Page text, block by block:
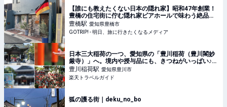
【誰にも教えたくない日本の隠れ家】昭和47年創業！
豊橋の住宅街に佇む隠れ家ビアホールで味わう絶品ビ
ールとは？ / 愛知県豊橋市の「ビアホール 独逸（どい
つ）」 - GOTRIP!
豊橋駅 愛知県豊橋市
GOTRIP! - 明日、旅に行きたくなるメディア
日本三大稲荷の一つ、愛知県の「豊川稲荷（豊川閣妙
厳寺）」へ。境内や授与品にも、きつねがいっぱい♪
【楽天トラベル】
豊川稲荷駅 愛知県豊川市
楽天トラベルガイド
狐の護る街｜deku_no_bo